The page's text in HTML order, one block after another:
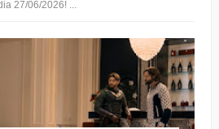
27/06/2026! ...